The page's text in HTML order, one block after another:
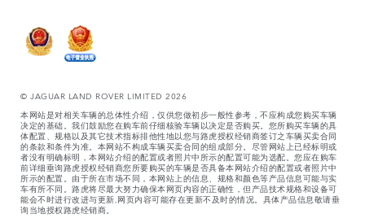
© JAGUAR LAND ROVER LIMITED 2026
本网站是对相关车辆的总体性介绍，仅供您做初步一般性参考，不应构成您购买车辆
决定的基础。我们鼓励您在购车前仔细核验车辆以决定是否购买。您所购买车辆的具
体配置、规格以及其它技术指标排他性地以您与路虎授权经销商签订之车辆买卖合同
的条款和条件为准。本网站不构成车辆买卖合同的组成部分。尽管网站上已经标明或
者没有明确标明，本网站介绍的配置或者照片中所示的配置可能为选配。您应在购车
前详细垂询路虎授权经销商您所要购买的车辆是否具备本网站介绍的配置或者照片中
所示的配置。由于所在市场不同，本网站上的信息、规格和颜色等产品信息可能与实
车有所不同。路虎将尽最大努力确保本网页内容的正确性，但产品技术规格和设备可
能会不时进行改进与更新,网页内容可能存在更新不及时的情况。具体产品信息敬请垂
询当地授权路虎经销商。